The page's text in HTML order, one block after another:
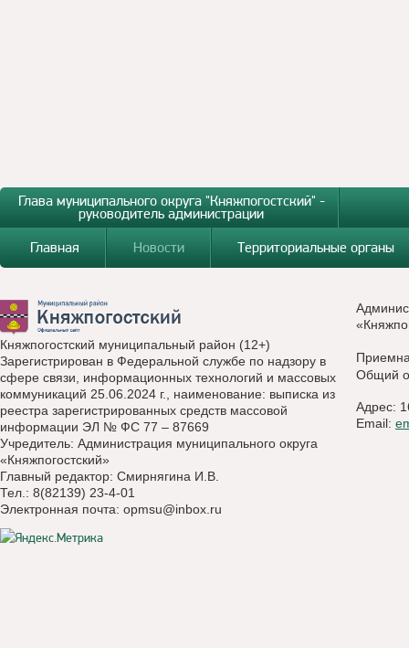
Глава муниципального округа "Княжпогостский" -
руководитель администрации
Главная
Новости Территориальные органы
Княжпогостский муниципальный район (12+)
Зарегистрирован в Федеральной службе по надзору в
сфере связи, информационных технологий и массовых
коммуникаций 25.06.2024 г., наименование: выписка из
реестра зарегистрированных средств массовой
информации ЭЛ № ФС 77 – 87669
Учредитель: Администрация муниципального округа
«Княжпогостский»
Главный редактор: Смирнягина И.В.
Тел.: 8(82139) 23-4-01
Электронная почта: opmsu@inbox.ru
Общий
Адрес:
Email: